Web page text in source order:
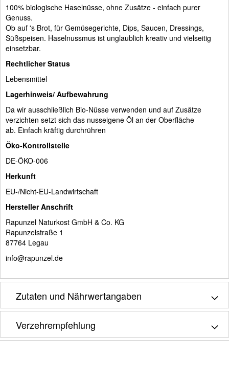
100% biologische Haselnüsse, ohne Zusätze - einfach purer
Genuss.
Ob auf 's Brot, für Gemüsegerichte, Dips, Saucen, Dressings,
Süßspeisen. Haselnussmus ist unglaublich kreativ und vielseitig
einsetzbar.
Rechtlicher Status
Lebensmittel
Lagerhinweis/ Aufbewahrung
Da wir ausschließlich Bio-Nüsse verwenden und auf Zusätze
verzichten setzt sich das nusseigene Öl an der Oberfläche
ab. Einfach kräftig durchrühren
Öko-Kontrollstelle
DE-ÖKO-006
Herkunft
EU-/Nicht-EU-Landwirtschaft
Hersteller Anschrift
Rapunzel Naturkost GmbH & Co. KG
Rapunzelstraße 1
87764 Legau
info@rapunzel.de
Zutaten und Nährwertangaben
Verzehrempfehlung